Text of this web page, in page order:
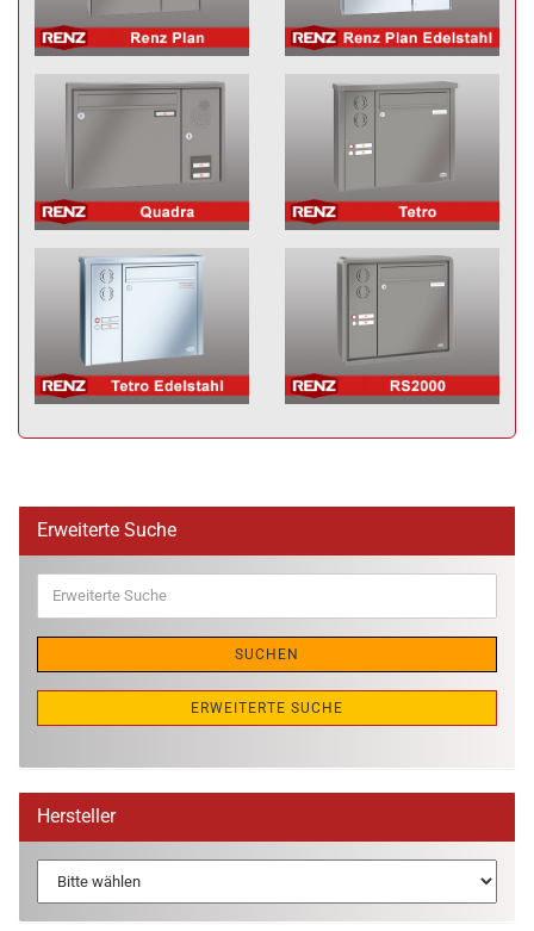
Erweiterte Suche
Suche
SUCHEN
ERWEITERTE SUCHE
Hersteller